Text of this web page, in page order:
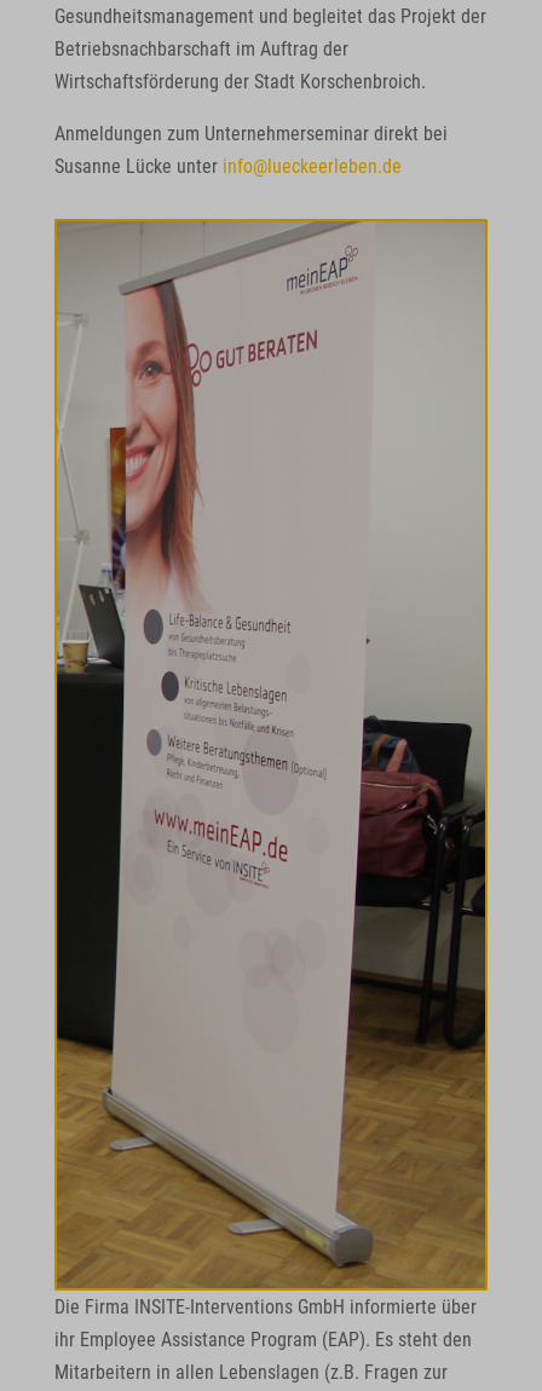
Gesundheitsmanagement und begleitet das Projekt der
Betriebsnachbarschaft im Auftrag der
Wirtschaftsförderung der Stadt Korschenbroich.
Anmeldungen zum Unternehmerseminar direkt bei
Susanne Lücke unter info@lueckeerleben.de
Die Firma INSITE-Interventions GmbH informierte über
ihr Employee Assistance Program (EAP). Es steht den
Mitarbeitern in allen Lebenslagen (z.B. Fragen zur
wp-settings-time-*
Andere Dienste
Diese Kategorie umfasst alle Cookies, Domains und Dienste, die
eindeutig kategorisiert wurden.
Details anzeigen